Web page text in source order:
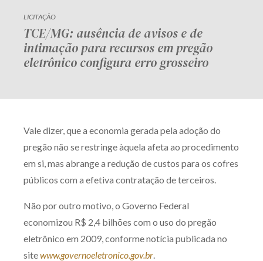
LICITAÇÃO
TCE/MG: ausência de avisos e de
intimação para recursos em pregão
eletrônico configura erro grosseiro
Vale dizer, que a economia gerada pela adoção do
pregão não se restringe àquela afeta ao procedimento
em si, mas abrange a redução de custos para os cofres
públicos com a efetiva contratação de terceiros.
Não por outro motivo, o Governo Federal
economizou R$ 2,4 bilhões com o uso do pregão
eletrônico em 2009, conforme notícia publicada no
sitewww.governoeletronico.gov.br.